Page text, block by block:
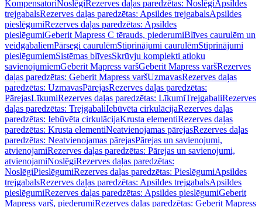
KompensatoriNoslēgiRezerves daļas paredzētas: NoslēgiApsildes
trejgabalsRezerves daļas paredzētas: Apsildes trejgabalsApsildes
pieslēgumiRezerves daļas paredzētas: Apsildes
pieslēgumiGeberit Mapress C tērauds, piederumiBlīves caurulēm un
veidgabaliemPārsegi caurulēmStiprinājumi caurulēmStiprinājumi
pieslēgumiemSistēmas blīvesSkrūvju komplekti atloku
savienojumiemGeberit Mapress varšGeberit Mapress varšRezerves
daļas paredzētas: Geberit Mapress varšUzmavasRezerves daļas
paredzētas: UzmavasPārejasRezerves daļas paredzētas:
PārejasLīkumiRezerves daļas paredzētas: LīkumiTrejgabaliRezerves
daļas paredzētas: TrejgabaliIebūvēta cirkulācijaRezerves daļas
paredzētas: Iebūvēta cirkulācijaKrusta elementiRezerves daļas
paredzētas: Krusta elementiNeatvienojamas pārejasRezerves daļas
paredzētas: Neatvienojamas pārejasPārejas un savienojumi,
atvienojamiRezerves daļas paredzētas: Pārejas un savienojumi,
atvienojamiNoslēgiRezerves daļas paredzētas:
NoslēgiPieslēgumiRezerves daļas paredzētas: PieslēgumiApsildes
trejgabalsRezerves daļas paredzētas: Apsildes trejgabalsApsildes
pieslēgumiRezerves daļas paredzētas: Apsildes pieslēgumiGeberit
Mapress varš, piederumiRezerves daļas paredzētas: Geberit Mapress